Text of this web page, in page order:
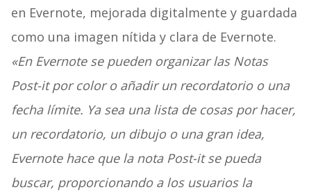
en Evernote, mejorada digitalmente y guardada
como una imagen nítida y clara de Evernote.
«En Evernote se pueden organizar las Notas
Post-it por color o añadir un recordatorio o una
fecha límite. Ya sea una lista de cosas por hacer,
un recordatorio, un dibujo o una gran idea,
Evernote hace que la nota Post-it se pueda
buscar, proporcionando a los usuarios la